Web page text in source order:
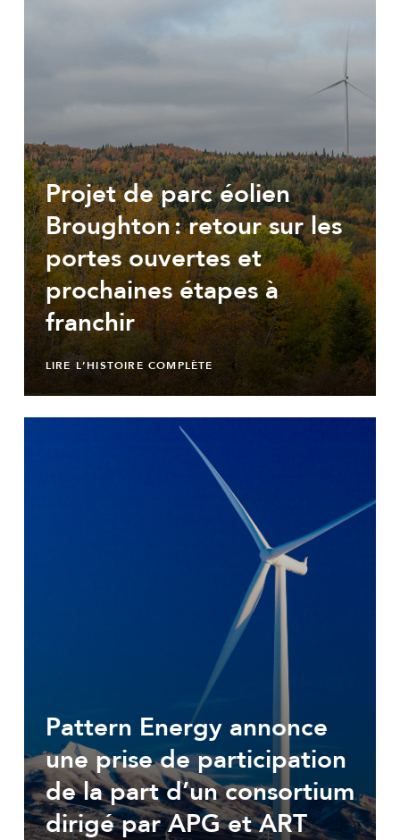
Projet de parc éolien
Broughton : retour sur les
portes ouvertes et
prochaines étapes à
franchir
LIRE L’HISTOIRE COMPLÈTE
Pattern Energy annonce
une prise de participation
de la part d’un consortium
dirigé par APG et ART